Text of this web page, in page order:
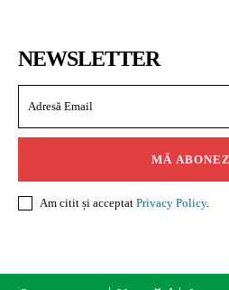
NEWSLETTER
MĂ ABONEZ
Am citit și acceptat Privacy Policy.